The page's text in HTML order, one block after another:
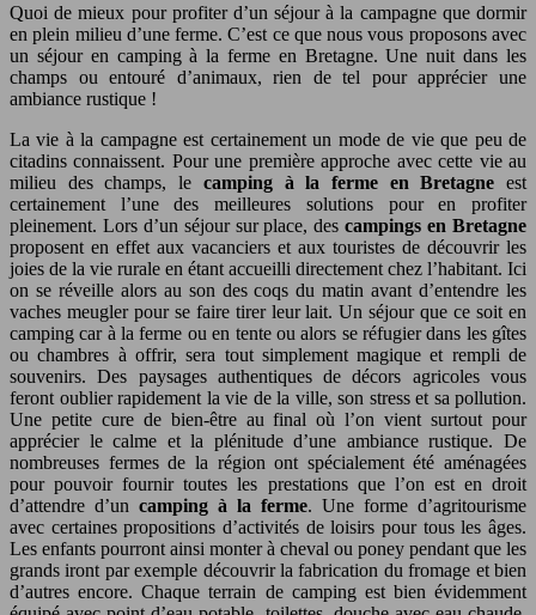
Quoi de mieux pour profiter d’un séjour à la campagne que dormir
en plein milieu d’une ferme. C’est ce que nous vous proposons avec
un séjour en camping à la ferme en Bretagne. Une nuit dans les
champs ou entouré d’animaux, rien de tel pour apprécier une
ambiance rustique !
La vie à la campagne est certainement un mode de vie que peu de
citadins connaissent. Pour une première approche avec cette vie au
milieu des champs, le camping à la ferme en Bretagne est
certainement l’une des meilleures solutions pour en profiter
pleinement. Lors d’un séjour sur place, descampings en Bretagne
proposent en effet aux vacanciers et aux touristes de découvrir les
joies de la vie rurale en étant accueilli directement chez l’habitant. Ici
on se réveille alors au son des coqs du matin avant d’entendre les
vaches meugler pour se faire tirer leur lait. Un séjour que ce soit en
camping car à la ferme ou en tente ou alors se réfugier dans les gîtes
ou chambres à offrir, sera tout simplement magique et rempli de
souvenirs. Des paysages authentiques de décors agricoles vous
feront oublier rapidement la vie de la ville, son stress et sa pollution.
Une petite cure de bien-être au final où l’on vient surtout pour
apprécier le calme et la plénitude d’une ambiance rustique. De
nombreuses fermes de la région ont spécialement été aménagées
pour pouvoir fournir toutes les prestations que l’on est en droit
d’attendre d’un camping à la ferme. Une forme d’agritourisme
avec certaines propositions d’activités de loisirs pour tous les âges.
Les enfants pourront ainsi monter à cheval ou poney pendant que les
grands iront par exemple découvrir la fabrication du fromage et bien
d’autres encore. Chaque terrain de camping est bien évidemment